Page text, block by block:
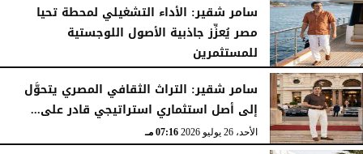
سامر شقير: الأداء التشغيلي لمحطة تحيا
مصر يُعزِّز جاذبية الأصول اللوجستية
للمستثمرين
الأحد، 26 يوليو 2026 07:27 مـ
سامر شقير: التراث الثقافي المصري يتحوَّل
إلى أصل استثماري استراتيجي قادر على...
الأحد، 26 يوليو 2026 07:16 مـ